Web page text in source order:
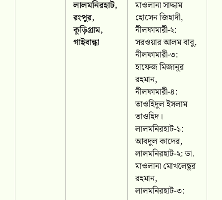
লালমনিরহাট,
রংপুর,
কুড়িগ্রাম,
গাইবান্ধা
মাওলানা সাদ্দাম
হোসেন জিহাদী,
নীলফামারী-২:
সরওয়ার আলম বাবু,
নীলফামারী-৩:
হাফেজ মিজানুর
রহমান,
নীলফামারী-৪:
তাওহিদুল ইসলাম
তাওহিদ।
লালমনিরহাট-১:
আবদুল কাদের,
লালমনিরহাট-২: ডা.
মাওলানা মোখলেছুর
রহমান,
লালমনিরহাট-৩: